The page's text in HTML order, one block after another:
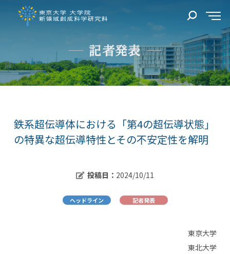
記者発表
鉄系超伝導体における「第4の超伝導状態」
の特異な超伝導特性とその不安定性を解明
投稿日： 2024/10/11
ヘッドライン 記者発表
東京大学
東北大学